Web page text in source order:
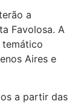
a
Favolosa. A
temático
Aires e
a partir das